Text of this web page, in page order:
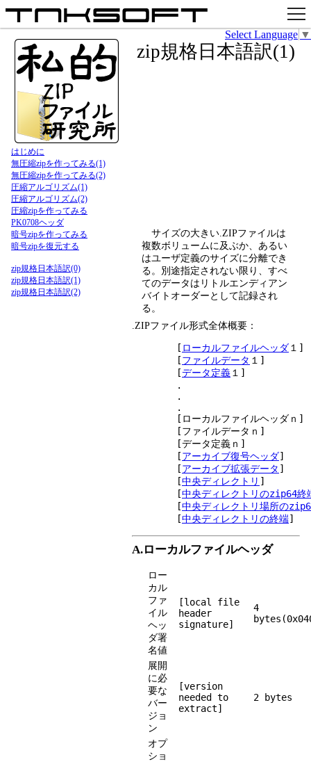
アプリ
x
Github
pixiv
お問い合わせ
Select Language ▼
はじめに
無圧縮zipを作ってみる(1)
無圧縮zipを作ってみる(2)
圧縮アルゴリズム(1)
圧縮アルゴリズム(2)
圧縮zipを作ってみる
PK0708ヘッダ
暗号zipを作ってみる
暗号zipを復元する
zip規格日本語訳(0)
zip規格日本語訳(1)
zip規格日本語訳(2)
zip規格日本語訳(1)
サイズの大きい.ZIPファイルは
複数ボリュームに及ぶか、あるい
はユーザ定義のサイズに分離でき
る。別途指定されない限り、すべ
てのデータはリトルエンディアン
バイトオーダーとして記録され
る。
.ZIPファイル形式全体概要：
	[
ローカルファイルヘッダ１]
	[
ファイルデータ １]
	[
データ定義１]
	[
アーカイブ復号ヘッダ]
	[
アーカイブ拡張データ ]
	[
中央ディレクトリ ]
	[
中央ディレクトリのzip64終
	[
中央ディレクトリ場所の
	[
中央ディレクトリの終端
A.ローカルファイルヘッダ
ロー
カル
ファ
イル
ヘッ
ダ署
名値
[local file
header
signature]
4
展開
に必
要な
バー
ジョ
ン
[version
needed to
extract]
2 bytes
オプ
ショ